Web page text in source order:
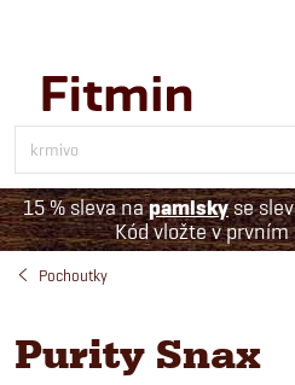
15 % sleva napamlskyse
Kód vložte v prvním
Pochoutky
Purity Snax